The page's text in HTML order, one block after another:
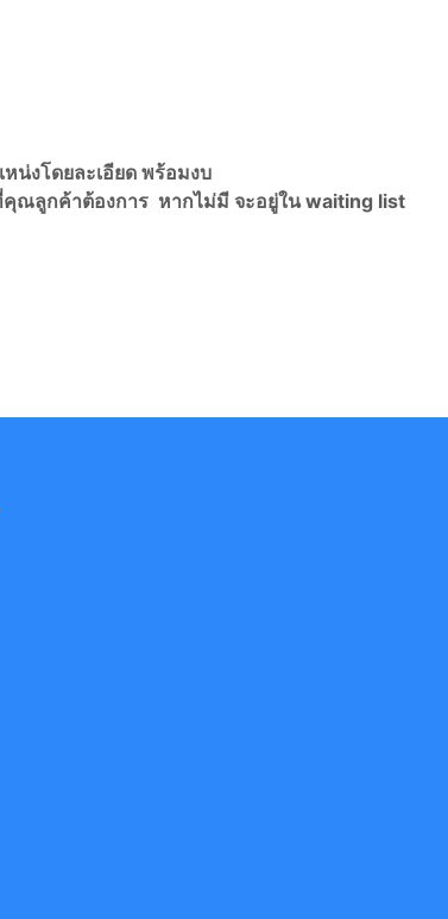
น่งโดยละเอียด พร้อมงบ
ณลูกค้าต้องการ หากไม่มี จะอยู่ใน waiting list